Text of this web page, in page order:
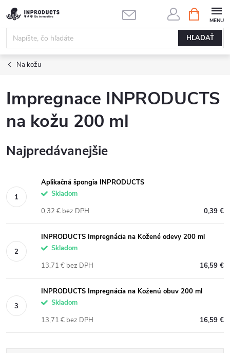
Prejsť
na
obsah
HĽADAŤ
KOŠÍK
Na kožu
Impregnace INPRODUCTS
na kožu 200 ml
Najpredávanejšie
Aplikačná špongia INPRODUCTS
Skladom
0,39 €
0,32 € bez DPH
INPRODUCTS Impregnácia na Kožené odevy 200 ml
Skladom
16,59 €
13,71 € bez DPH
INPRODUCTS Impregnácia na Koženú obuv 200 ml
Skladom
16,59 €
13,71 € bez DPH